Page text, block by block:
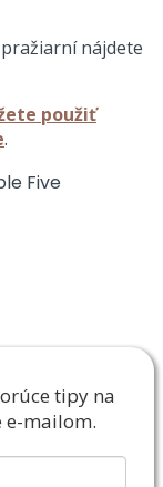
nájdete
použiť
.
tipy na
e-mailom.